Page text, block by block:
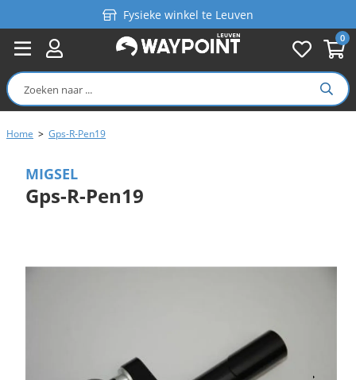
0
Fysieke winkel te Leuven
Persoonlijk advies
Gratis verzending in België vanaf €99
Home > Gps-R-Pen19
MIGSEL
Gps-R-Pen19